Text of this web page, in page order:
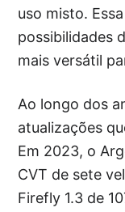
uso misto.
possibilidades
mais versátil
Ao longo dos
atualizações
Em 2023, o
CVT de sete
Firefly 1.3 de